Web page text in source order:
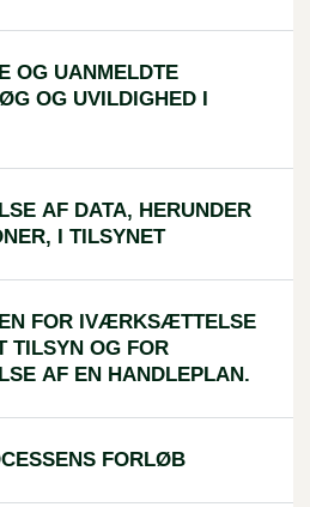
OG UANMELDTE
OG UVILDIGHED I
AF DATA, HERUNDER
I TILSYNET
FOR IVÆRKSÆTTELSE
TILSYN OG FOR
AF EN HANDLEPLAN.
FORLØB